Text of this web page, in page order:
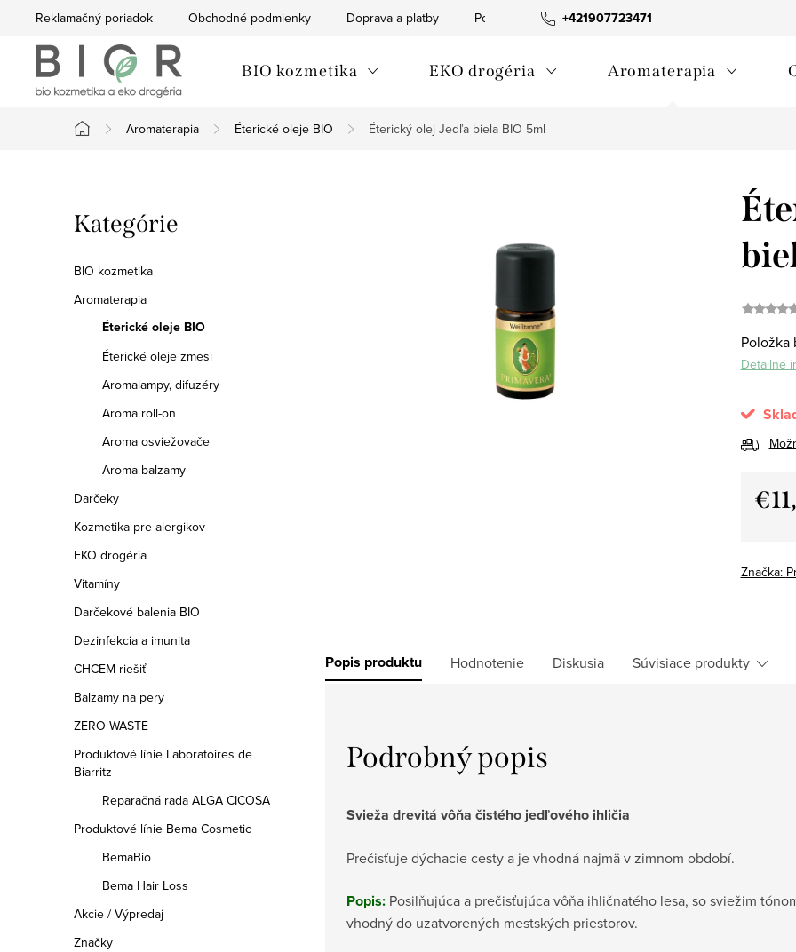
+421907723471
Reklamačný poriadok Obchodné podmienky Doprava a platby Podmienky ochrany osobných údajov
BIO kozmetika EKO drogéria Aromaterapia
Domov
Aromaterapia Éterické oleje BIO Éterický olej Jedľa biela BIO 5ml
o
č
n
l
Preskočiť
kategórie
Kategórie
BIO kozmetika
Aromaterapia
Éterické oleje BIO
Éterické oleje zmesi
Aromalampy, difuzéry
Aroma roll-on
Aroma osviežovače
Aroma balzamy
Darčeky
Kozmetika pre alergikov
EKO drogéria
Vitamíny
Darčekové balenia BIO
Dezinfekcia a imunita
CHCEM riešiť
Balzamy na pery
ZERO WASTE
Produktové línie Laboratoires de
Biarritz
Reparačná rada ALGA CICOSA
Produktové línie Bema Cosmetic
BemaBio
Bema Hair Loss
Akcie / Výpredaj
Značky
Položka
Detailné
Značka:
Popis produktu Hodnotenie Diskusia Súvisiace produkty
Podrobný popis
Svieža drevitá vôňa čistého jedľového ihličia
Prečisťuje dýchacie cesty a je vhodná najmä v zimnom období.
Popis: Posilňujúca a prečisťujúca vôňa ihličnatého lesa, so sviežim
vhodný do uzatvorených mestských priestorov.